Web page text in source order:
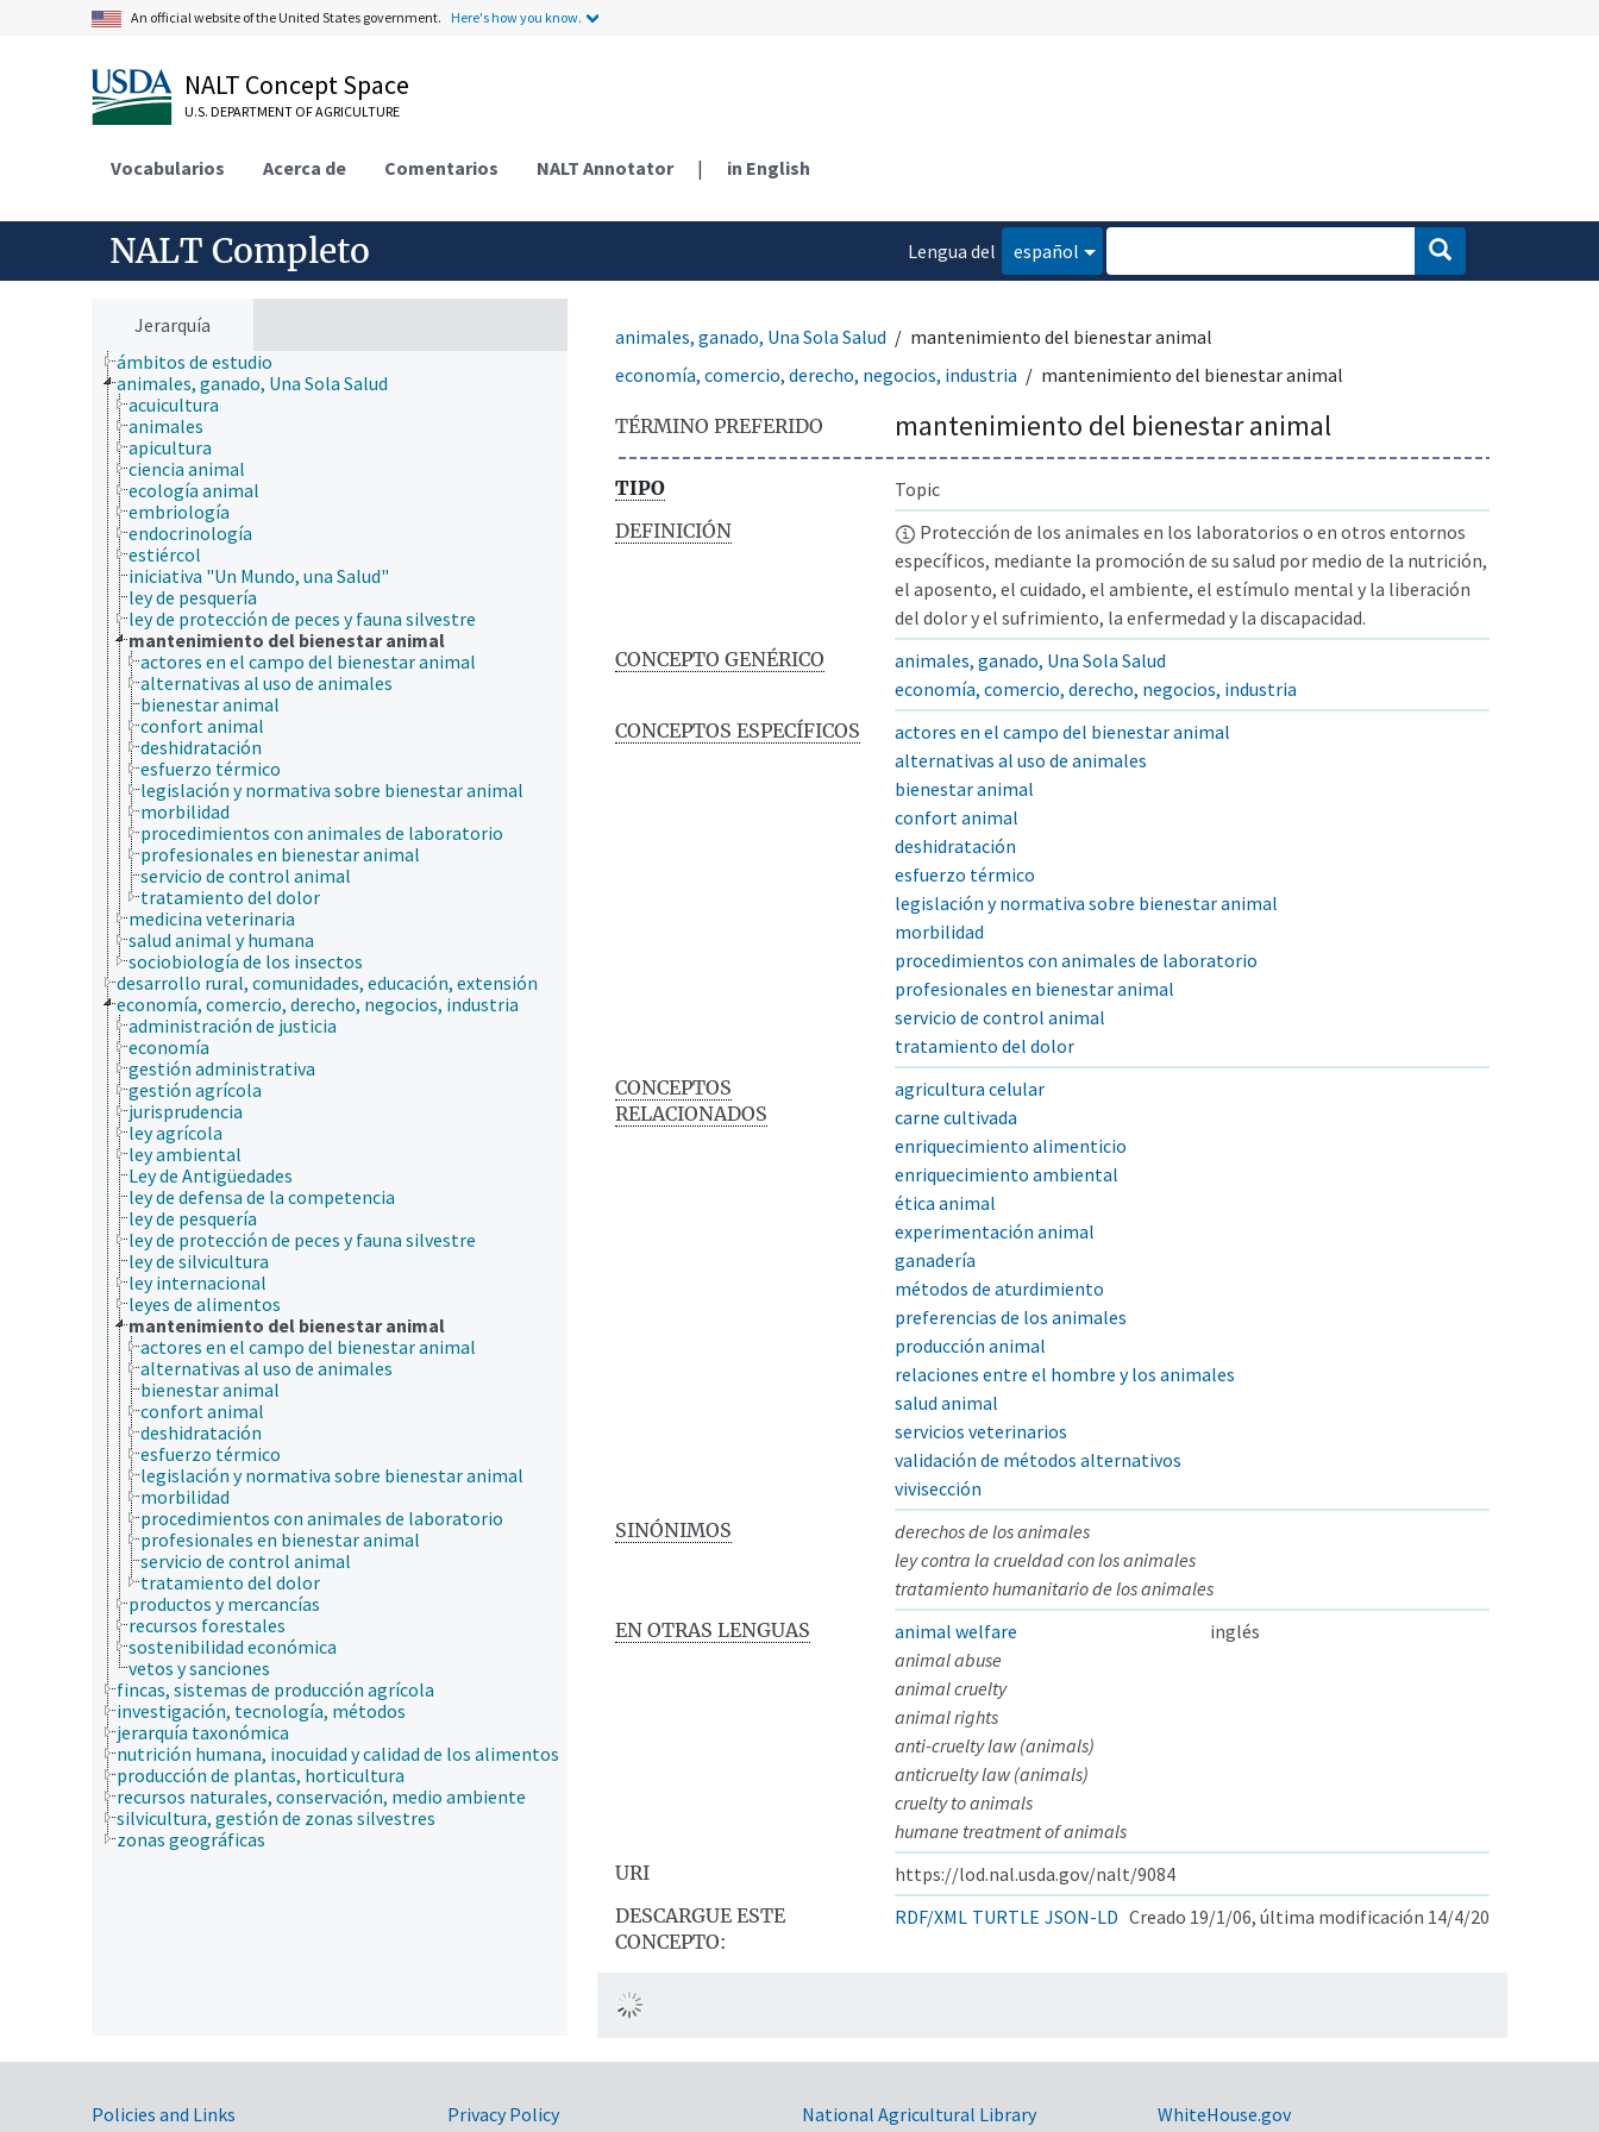
An official website of the United States government. Here's how you know.
NALT Concept Space
U.S. DEPARTMENT OF AGRICULTURE
Vocabularios Acerca de Comentarios NALT Annotator | in English
NALT Completo
Lengua del
español
Jerarquía
ámbitos de estudio
animales, ganado, Una Sola Salud
acuicultura
animales
apicultura
ciencia animal
ecología animal
embriología
endocrinología
estiércol
iniciativa "Un Mundo, una Salud"
ley de pesquería
ley de protección de peces y fauna silvestre
mantenimiento del bienestar animal
actores en el campo del bienestar animal
alternativas al uso de animales
bienestar animal
confort animal
deshidratación
esfuerzo térmico
legislación y normativa sobre bienestar animal
morbilidad
procedimientos con animales de laboratorio
profesionales en bienestar animal
servicio de control animal
tratamiento del dolor
medicina veterinaria
salud animal y humana
sociobiología de los insectos
desarrollo rural, comunidades, educación, extensión
economía, comercio, derecho, negocios, industria
administración de justicia
economía
gestión administrativa
gestión agrícola
jurisprudencia
ley agrícola
ley ambiental
Ley de Antigüedades
ley de defensa de la competencia
ley de pesquería
ley de protección de peces y fauna silvestre
ley de silvicultura
ley internacional
leyes de alimentos
mantenimiento del bienestar animal
actores en el campo del bienestar animal
alternativas al uso de animales
bienestar animal
confort animal
deshidratación
esfuerzo térmico
legislación y normativa sobre bienestar animal
morbilidad
procedimientos con animales de laboratorio
profesionales en bienestar animal
servicio de control animal
tratamiento del dolor
productos y mercancías
recursos forestales
sostenibilidad económica
vetos y sanciones
fincas, sistemas de producción agrícola
investigación, tecnología, métodos
jerarquía taxonómica
nutrición humana, inocuidad y calidad de los alimentos
producción de plantas, horticultura
recursos naturales, conservación, medio ambiente
silvicultura, gestión de zonas silvestres
zonas geográficas
animales, ganado, Una Sola Salud
mantenimiento del bienestar animal
economía, comercio, derecho, negocios, industria
mantenimiento del bienestar animal
TÉRMINO PREFERIDO mantenimiento del bienestar animal
TIPO
Topic
DEFINICIÓN
Protección de los animales en los laboratorios o en otros entornos
específicos, mediante la promoción de su salud por medio de la nutrición,
el aposento, el cuidado, el ambiente, el estímulo mental y la liberación
del dolor y el sufrimiento, la enfermedad y la discapacidad.
CONCEPTO GENÉRICO
animales, ganado, Una Sola Salud
economía, comercio, derecho, negocios, industria
CONCEPTOS ESPECÍFICOS
actores en el campo del bienestar animal
alternativas al uso de animales
bienestar animal
confort animal
deshidratación
esfuerzo térmico
legislación y normativa sobre bienestar animal
morbilidad
procedimientos con animales de laboratorio
profesionales en bienestar animal
servicio de control animal
tratamiento del dolor
CONCEPTOS
RELACIONADOS
agricultura celular
carne cultivada
enriquecimiento alimenticio
enriquecimiento ambiental
ética animal
experimentación animal
ganadería
métodos de aturdimiento
preferencias de los animales
producción animal
relaciones entre el hombre y los animales
salud animal
servicios veterinarios
validación de métodos alternativos
vivisección
SINÓNIMOS
derechos de los animales
ley contra la crueldad con los animales
tratamiento humanitario de los animales
EN OTRAS LENGUAS
animal welfare
inglés
animal abuse
animal cruelty
animal rights
anti-cruelty law (animals)
anticruelty law (animals)
cruelty to animals
humane treatment of animals
URI
https://lod.nal.usda.gov/nalt/9084
DESCARGUE ESTE
CONCEPTO:
RDF/XML TURTLE JSON-LD Creado 19/1/06, última modificación 14/4/20
Government Links
Policies and Links Privacy Policy National Agricultural Library WhiteHouse.gov